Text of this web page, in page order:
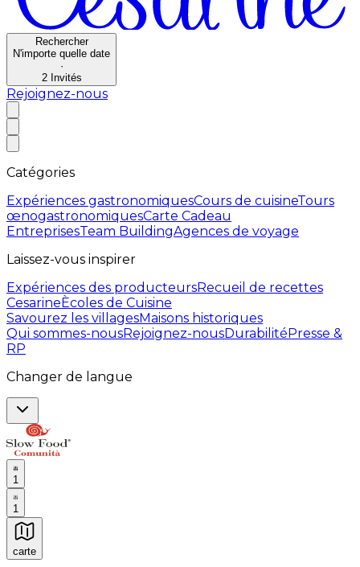
Rechercher
N'importe quelle date
·
2 Invités
Rejoignez-nous
Catégories
Expériences gastronomiquesCours de cuisineTours
œnogastronomiquesCarte Cadeau
EntreprisesTeam BuildingAgences de voyage
Laissez-vous inspirer
Expériences des producteursRecueil de recettes
CesarineÈcoles de Cuisine
Savourez les villagesMaisons historiques
Qui sommes-nousRejoignez-nousDurabilitéPresse &
RP
Changer de langue
1
1
carte